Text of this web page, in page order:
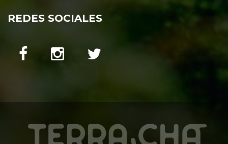
REDES SOCIALES